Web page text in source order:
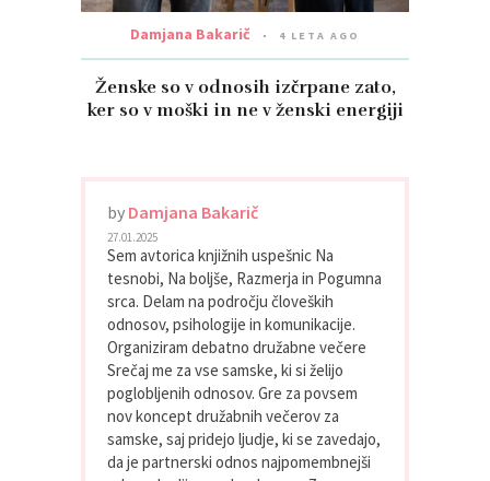
Damjana Bakarič 4 LETA AGO
Ženske so v odnosih izčrpane zato,
ker so v moški in ne v ženski energiji
by Damjana Bakarič
27.01.2025
Sem avtorica knjižnih uspešnic Na
tesnobi, Na boljše, Razmerja in Pogumna
srca. Delam na področju človeških
odnosov, psihologije in komunikacije.
Organiziram debatno družabne večere
Srečaj me za vse samske, ki si želijo
poglobljenih odnosov. Gre za povsem
nov koncept družabnih večerov za
samske, saj pridejo ljudje, ki se zavedajo,
da je partnerski odnos najpomembnejši